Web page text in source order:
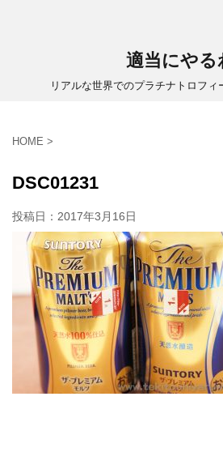
適当にやる
リアルな世界でのプラチナトロフ
HOME >
DSC01231
投稿日： 2017年3月16日